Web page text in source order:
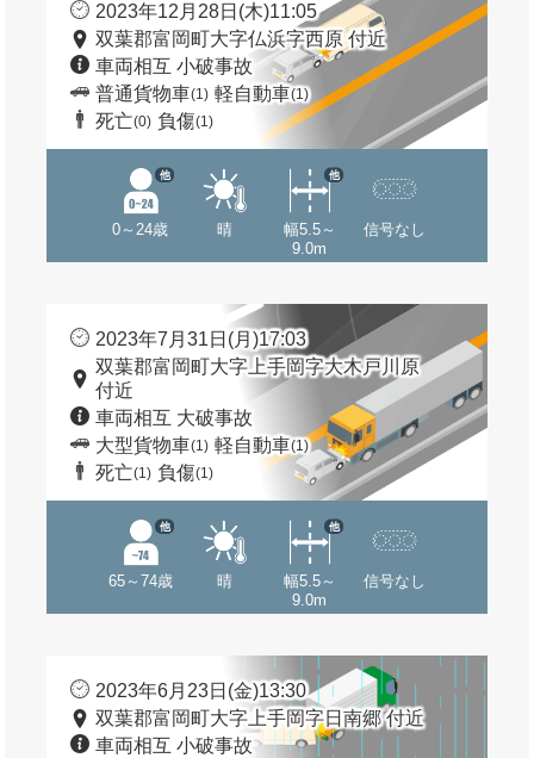
2023年12月28日(木)11:05
双葉郡富岡町大字仏浜字西原 付近
車両相互 小破事故
普通貨物車(1) 軽自動車(1)
死亡(0) 負傷(1)
0～24歳
他
晴
幅5.5～
9.0m
他
信号なし
2023年7月31日(月)17:03
双葉郡富岡町大字上手岡字大木戸川原
付近
車両相互 大破事故
大型貨物車(1) 軽自動車(1)
死亡(1) 負傷(1)
65～74歳
他
晴
幅5.5～
9.0m
他
信号なし
2023年6月23日(金)13:30
双葉郡富岡町大字上手岡字日南郷 付近
車両相互 小破事故